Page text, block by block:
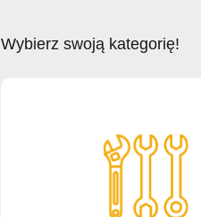
Wybierz swoją kategorię!